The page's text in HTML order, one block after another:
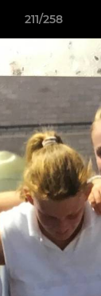
211/258